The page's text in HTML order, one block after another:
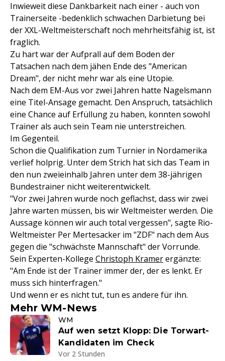
Inwieweit diese Dankbarkeit nach einer - auch von
Trainerseite -bedenklich schwachen Darbietung bei
der XXL-Weltmeisterschaft noch mehrheitsfähig ist, ist
fraglich.
Zu hart war der Aufprall auf dem Boden der
Tatsachen nach dem jähen Ende des "American
Dream", der nicht mehr war als eine Utopie.
Nach dem EM-Aus vor zwei Jahren hatte Nagelsmann
eine Titel-Ansage gemacht. Den Anspruch, tatsächlich
eine Chance auf Erfüllung zu haben, konnten sowohl
Trainer als auch sein Team nie unterstreichen.
Im Gegenteil.
Schon die Qualifikation zum Turnier in Nordamerika
verlief holprig. Unter dem Strich hat sich das Team in
den nun zweieinhalb Jahren unter dem 38-jährigen
Bundestrainer nicht weiterentwickelt.
"Vor zwei Jahren wurde noch geflachst, dass wir zwei
Jahre warten müssen, bis wir Weltmeister werden. Die
Aussage können wir auch total vergessen", sagte Rio-
Weltmeister Per Mertesacker im "ZDF" nach dem Aus
gegen die "schwächste Mannschaft" der Vorrunde.
Sein Experten-Kollege Christoph Kramerergänzte:
"Am Ende ist der Trainer immer der, der es lenkt. Er
muss sich hinterfragen."
Und wenn er es nicht tut, tun es andere für ihn.
Mehr WM-News
WM
Auf wen setzt Klopp: Die Torwart-
Kandidaten im Check
Vor 2 Stunden